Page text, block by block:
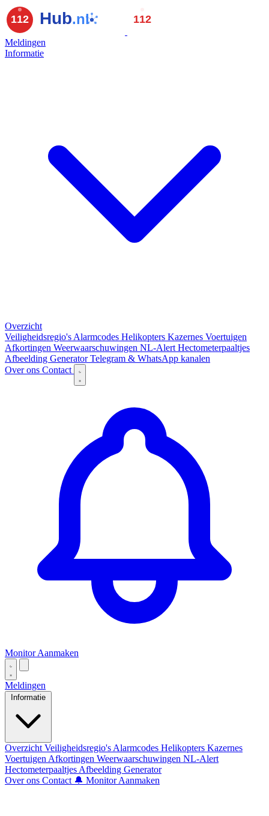
Meldingen
Informatie
Overzicht
Veiligheidsregio's Alarmcodes Helikopters Kazernes Voertuigen
Afkortingen Weerwaarschuwingen NL-Alert Hectometerpaaltjes
Afbeelding GeneratorTelegram & WhatsApp kanalen
Over ons Contact
Monitor Aanmaken
Meldingen
Informatie
Overzicht Veiligheidsregio's Alarmcodes Helikopters Kazernes
Voertuigen Afkortingen Weerwaarschuwingen NL-Alert
Hectometerpaaltjes Afbeelding Generator
Over ons Contact 🔔 Monitor Aanmaken